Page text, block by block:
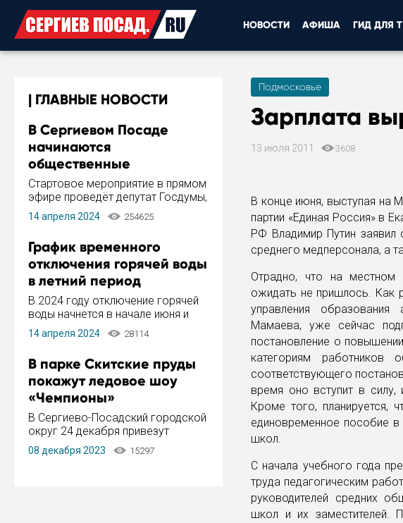
НОВОСТИ АФИША ГИД ДЛЯ
ГЛАВНЫЕ НОВОСТИ
В Сергиевом Посаде
начинаются
общественные
обсуждения Стратегии
развития города
Стартовое мероприятие в прямом
эфире проведёт депутат Госдумы,
инициатор и автор Концепции
развития Сергиева Посада и
Пахомов.
14 апреля 2024 254625
График временного
отключения горячей воды
в летний период
В 2024 году отключение горячей
воды начнется в начале июня и
завершится в конце августа.
Период отключения составит не
14 апреля 2024 28114
В парке Скитские пруды
покажут ледовое шоу
«Чемпионы»
В Сергиево-Посадский городской
округ 24 декабря привезут
ледовый тур «Чемпионы»
заслуженного мастера спорта,
08 декабря 2023 15297
Подмосковье
Зарплата
13 июля 2011 3608
В конце июня, выступая на
партии «Единая Россия» в
РФ Владимир Путин заявил
среднего медперсонала, а
Отрадно, что на местном
ожидать не пришлось. Как
управления образования
Мамаева, уже сейчас
постановление о
категориям работников
соответствующего
время оно вступит в силу,
Кроме того, планируется,
единовременное пособие
школ.
С начала учебного года
труда педагогическим
руководителей средних
школ и их заместителей.